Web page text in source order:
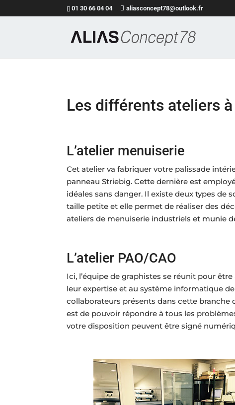
01 30 66 04 04 aliasconcept78@outlook.fr
Les différents ateliers
L’atelier menuiserie
Cet atelier va fabriquer votre palissade
panneau Striebig. Cette dernière est
idéales sans danger. Il existe deux types de
taille petite et elle permet de réaliser des
ateliers de menuiserie industriels et munie
L’atelier PAO/CAO
Ici, l’équipe de graphistes se réunit pour
leur expertise et au système informatique
collaborateurs présents dans cette branche
est de pouvoir répondre à tous les
votre disposition peuvent être signé